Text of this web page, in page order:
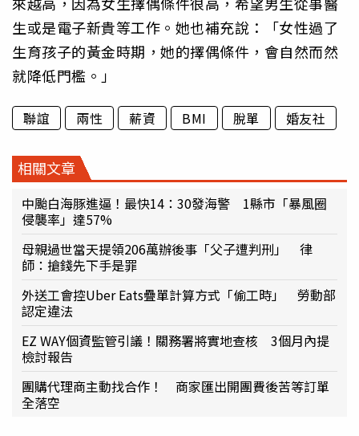
生或是電子新貴等工作。她也補充說：「女性過了
生育孩子的黃金時期，她的擇偶條件，會自然而然
就降低門檻。」
聯誼 兩性 薪資 BMI 脫單 婚友社
相關文章
中颱白海豚進逼！最快14：30發海警 1縣市「暴風圈
侵襲率」達57%
母親過世當天提領206萬辦後事「父子遭判刑」 律
師：搶錢先下手是罪
外送工會控Uber Eats疊單計算方式「偷工時」 勞動部
認定違法
EZ WAY個資監管引議！關務署將實地查核 3個月內提
檢討報告
團購代理商主動找合作！ 商家匯出開團費後苦等訂單
全落空